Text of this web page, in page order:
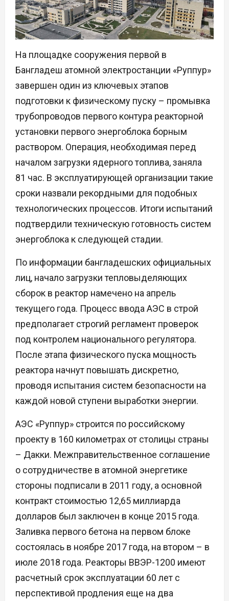
На площадке сооружения первой в
Бангладеш атомной электростанции «Руппур»
завершен один из ключевых этапов
подготовки к физическому пуску – промывка
трубопроводов первого контура реакторной
установки первого энергоблока борным
раствором. Операция, необходимая перед
началом загрузки ядерного топлива, заняла
81 час. В эксплуатирующей организации такие
сроки назвали рекордными для подобных
технологических процессов. Итоги испытаний
подтвердили техническую готовность систем
энергоблока к следующей стадии.
По информации бангладешских официальных
лиц, начало загрузки тепловыделяющих
сборок в реактор намечено на апрель
текущего года. Процесс ввода АЭС в строй
предполагает строгий регламент проверок
под контролем национального регулятора.
После этапа физического пуска мощность
реактора начнут повышать дискретно,
проводя испытания систем безопасности на
каждой новой ступени выработки энергии.
АЭС «Руппур» строится по российскому
проекту в 160 километрах от столицы страны
– Дакки. Межправительственное соглашение
о сотрудничестве в атомной энергетике
стороны подписали в 2011 году, а основной
контракт стоимостью 12,65 миллиарда
долларов был заключен в конце 2015 года.
Заливка первого бетона на первом блоке
состоялась в ноябре 2017 года, на втором – в
июле 2018 года. Реакторы ВВЭР-1200 имеют
расчетный срок эксплуатации 60 лет с
перспективой продления еще на два